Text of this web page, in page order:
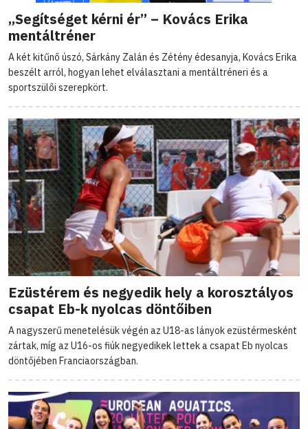
„Segítséget kérni ér” – Kovács Erika
mentáltréner
A két kitűnő úszó, Sárkány Zalán és Zétény édesanyja, Kovács Erika
beszélt arról, hogyan lehet elválasztani a mentáltréneri és a
sportszülői szerepkört.
Ezüstérem és negyedik hely a korosztályos
csapat Eb-k nyolcas döntőiben
A nagyszerű menetelésük végén az U18-as lányok ezüstérmesként
zártak, míg az U16-os fiúk negyedikek lettek a csapat Eb nyolcas
döntőjében Franciaországban.